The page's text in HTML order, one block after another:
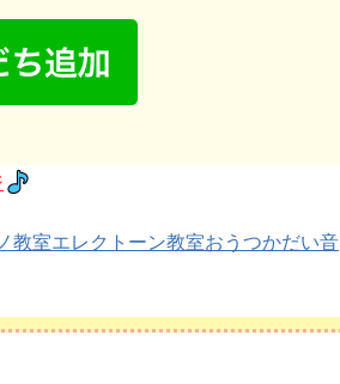
教室エレクトーン教室おうつかだい音